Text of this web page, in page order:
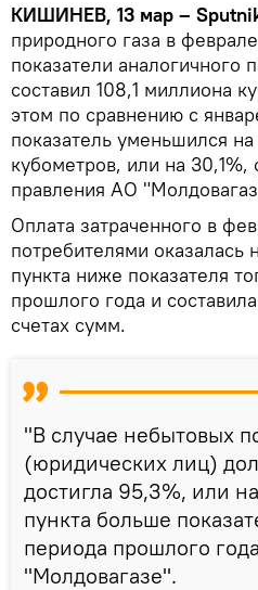
КИШИНЕВ, 13 мар –
природного газа в
показатели аналогичного
составил 108,1 миллиона
этом по сравнению с
показатель уменьшился
кубометров, или на 30,1%,
правления АО
Оплата затраченного в
потребителями оказалась
пункта ниже показателя
прошлого года и
счетах сумм.
"В случае небытовых
(юридических лиц)
достигла 95,3%, или
пункта больше
периода прошлого
"Молдовагазе".